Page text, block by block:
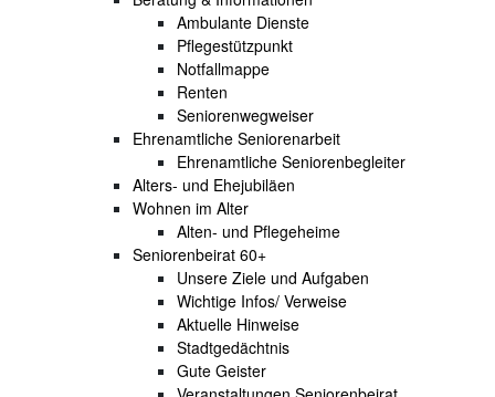
Ambulante Dienste
Pflegestützpunkt
Notfallmappe
Renten
Seniorenwegweiser
Ehrenamtliche Seniorenarbeit
Ehrenamtliche Seniorenbegleiter
Alters- und Ehejubiläen
Wohnen im Alter
Alten- und Pflegeheime
Seniorenbeirat 60+
Unsere Ziele und Aufgaben
Wichtige Infos/ Verweise
Aktuelle Hinweise
Stadtgedächtnis
Gute Geister